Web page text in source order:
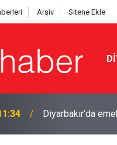
Arşiv Sitene Ekle
Sırp forvet